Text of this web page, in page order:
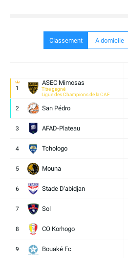
Classement A domicile
1
ASEC Mimosas
Titre gagné
Ligue des Champions de la CAF
2 San Pédro
3 AFAD-Plateau
4 Tchologo
5 Mouna
6 Stade D'abidjan
7 Sol
8 CO Korhogo
9 Bouaké Fc